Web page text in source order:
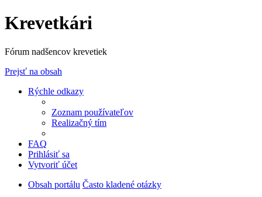
Krevetkári
Fórum nadšencov krevetiek
Prejsť na obsah
Rýchle odkazy
Zoznam používateľov
Realizačný tím
FAQ
Prihlásiť sa
Vytvoriť účet
Obsah portálu Často kladené otázky